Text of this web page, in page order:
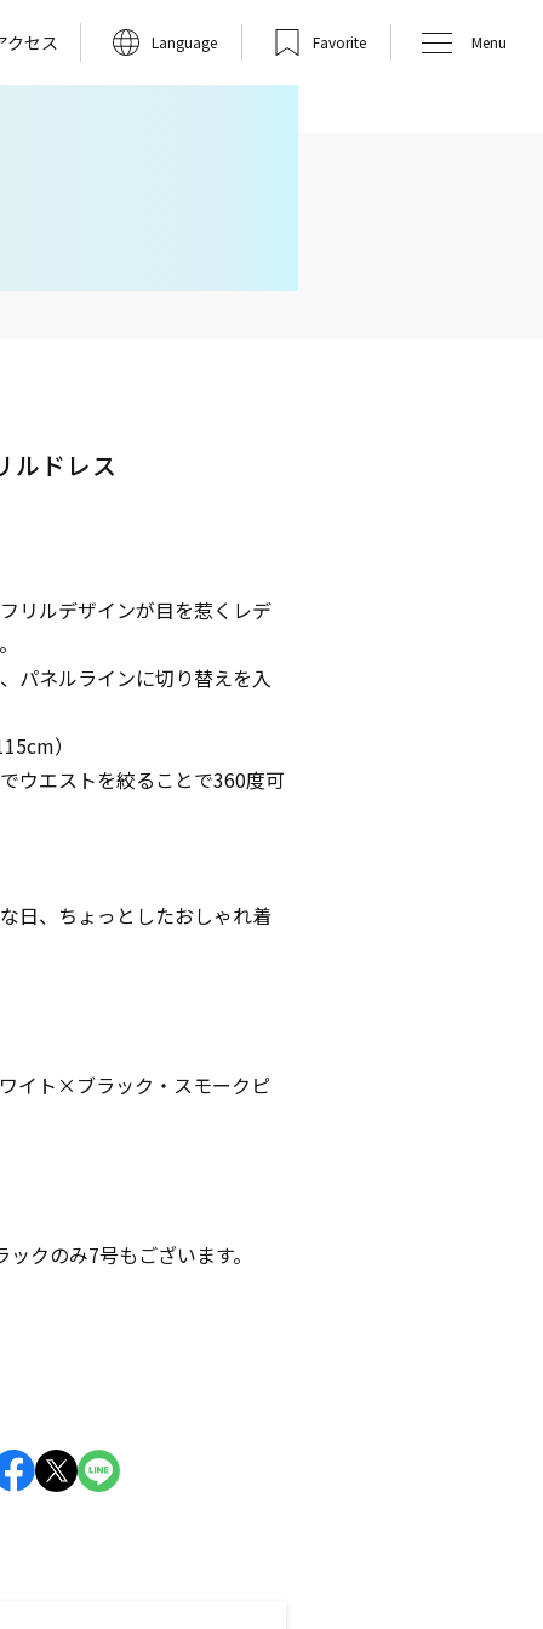
クセス Favorite
Language Menu
ルドレス
リルデザインが目を惹くレデ
パネルラインに切り替えを入
）
ウエストを絞ることで360度可
日、ちょっとしたおしゃれ着
ト×ブラック・スモークピ
のみ7号もございます。